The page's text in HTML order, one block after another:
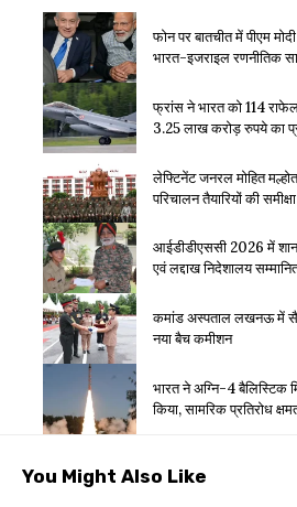
फोन पर बातचीत में पीएम
भारत-इजराइल रणनीतिक
फ्रांस ने भारत को 114
3.25 लाख करोड़ रुपये का
लेफ्टिनेंट जनरल मोहित
परिचालन तैयारियों की
आईडीडीएससी 2026 में
एवं लद्दाख निदेशालय
कमांड अस्पताल लखनऊ में
नया बैच कमीशन
भारत ने अग्नि-4 बैलिस्टिक
किया, सामरिक प्रतिरोध
You Might Also Like